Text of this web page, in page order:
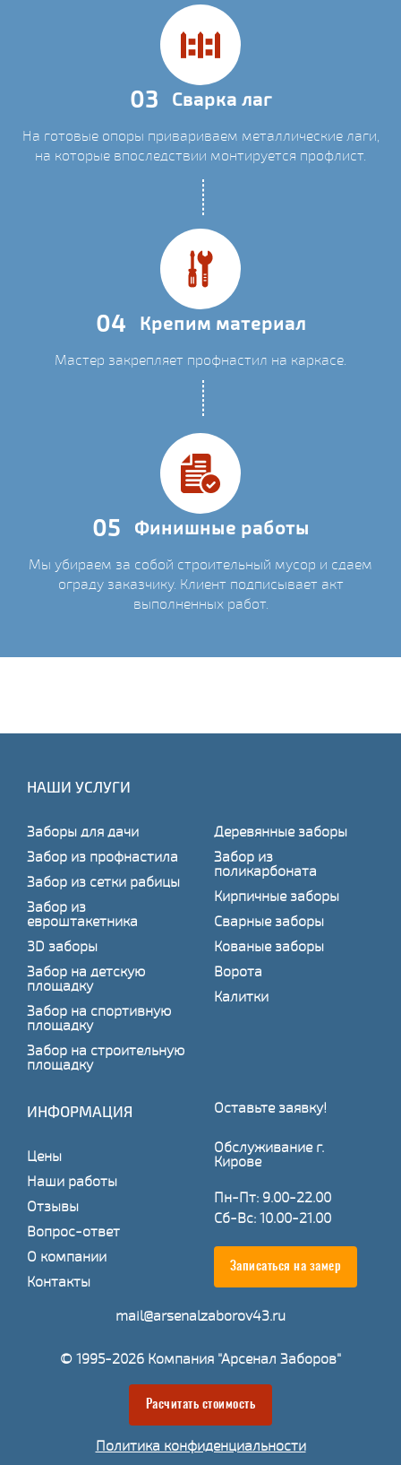
03 Сварка лаг
На готовые опоры привариваем металлические лаги,
на которые впоследствии монтируется профлист.
04 Крепим материал
Мастер закрепляет профнастил на каркасе.
05 Финишные работы
Мы убираем за собой строительный мусор и сдаем
ограду заказчику. Клиент подписывает акт
выполненных работ.
НАШИ УСЛУГИ
Заборы для дачи
Забор из профнастила
Забор из сетки рабицы
Забор из
евроштакетника
3D заборы
Забор на детскую
площадку
Забор на спортивную
площадку
Забор на строительную
площадку
Деревянные заборы
Забор из
поликарбоната
Кирпичные заборы
Сварные заборы
Кованые заборы
Ворота
Калитки
ИНФОРМАЦИЯ
Цены
Наши работы
Отзывы
Вопрос-ответ
О компании
Контакты
Оставьте заявку!
Обслуживание г.
Кирове
Пн-Пт: 9.00-22.00
Сб-Вс: 10.00-21.00
Записаться на замер
mail@arsenalzaborov43.ru
© 1995-2026 Компания "Арсенал Заборов"
Расчитать стоимость
Политика конфиденциальности